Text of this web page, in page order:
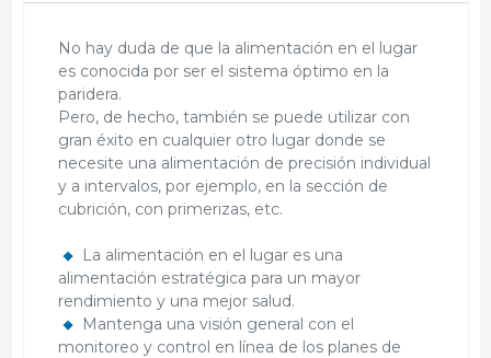
No hay duda de que la alimentación en el lugar
es conocida por ser el sistema óptimo en la
paridera.
Pero, de hecho, también se puede utilizar con
gran éxito en cualquier otro lugar donde se
necesite una alimentación de precisión individual
y a intervalos, por ejemplo, en la sección de
cubrición, con primerizas, etc.
La alimentación en el lugar es una
alimentación estratégica para un mayor
rendimiento y una mejor salud.
Mantenga una visión general con el
monitoreo y control en línea de los planes de